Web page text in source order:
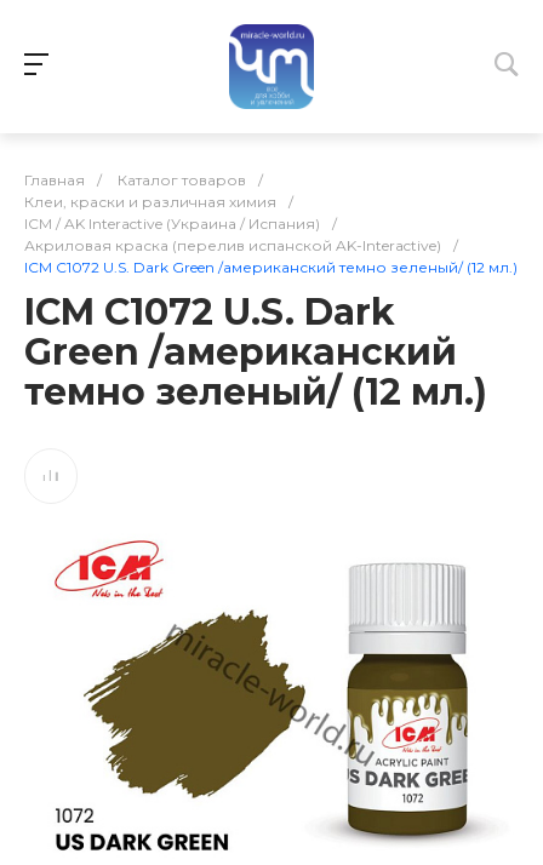
Главная / Каталог товаров
/
Клеи, краски и различная химия
/
ICM / AK Interactive (Украина / Испания)
/
Акриловая краска (перелив испанской AK-Interactive)
/
ICM C1072 U.S. Dark Green /американский темно зеленый/ (12 мл.)
ICM C1072 U.S. Dark
Green /американский
темно зеленый/ (12 мл.)